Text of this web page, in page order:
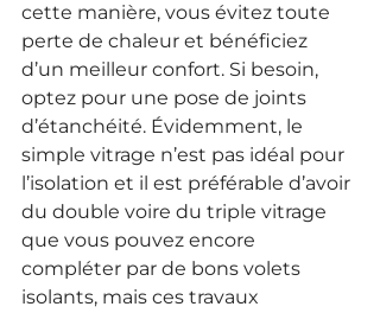
cette manière, vous évitez toute
perte de chaleur et bénéficiez
d’un meilleur confort. Si besoin,
optez pour une pose de joints
d’étanchéité. Évidemment, le
simple vitrage n’est pas idéal pour
l’isolation et il est préférable d’avoir
du double voire du triple vitrage
que vous pouvez encore
compléter par de bons volets
isolants, mais ces travaux